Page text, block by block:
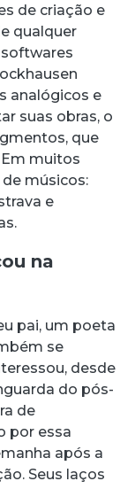
de criação e
qualquer
analógicos e
suas obras, o
que
muitos
músicos:
e
na
pai, um poeta
se
desde
do pós-
de
por essa
após a
Seus laços